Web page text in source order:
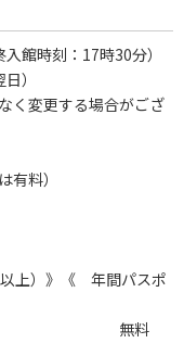
時刻：17時30分）
）
する場合がござ
料）
》《 年間パスポ
料 無料